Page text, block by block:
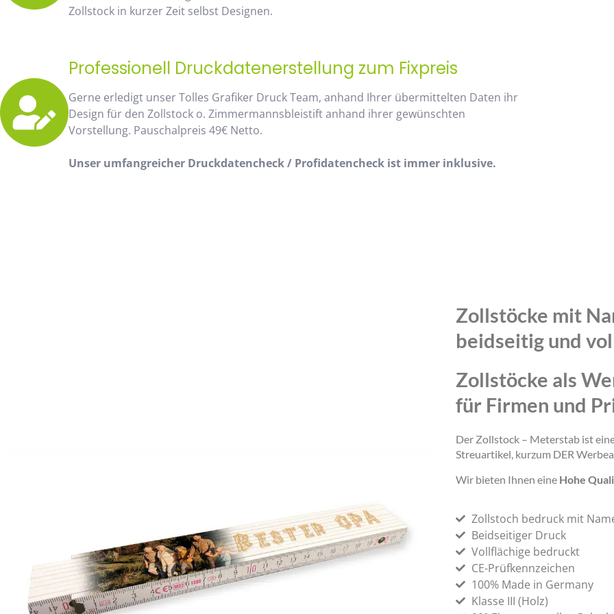
Zollstock in kurzer Zeit selbst Designen.
Professionell Druckdatenerstellung zum Fixpreis
Gerne erledigt unser Tolles Grafiker Druck Team, anhand Ihrer übermittelten Daten ihr
Design für den Zollstock o. Zimmermannsbleistift anhand ihrer gewünschten
Vorstellung. Pauschalpreis 49€ Netto.
Unser umfangreicher Druckdatencheck / Profidatencheck ist immer inklusive.
Zollstöcke mit
beidseitig und
Zollstöcke als
für Firmen und
Der Zollstock – Meterstab ist
Streuartikel, kurzum DER
Wir bieten Ihnen eine Hohe
Zollstoch bedruck mit
Beidseitiger Druck
Vollflächige bedruckt
CE-Prüfkennzeichen
100% Made in Germany
Klasse III (Holz)